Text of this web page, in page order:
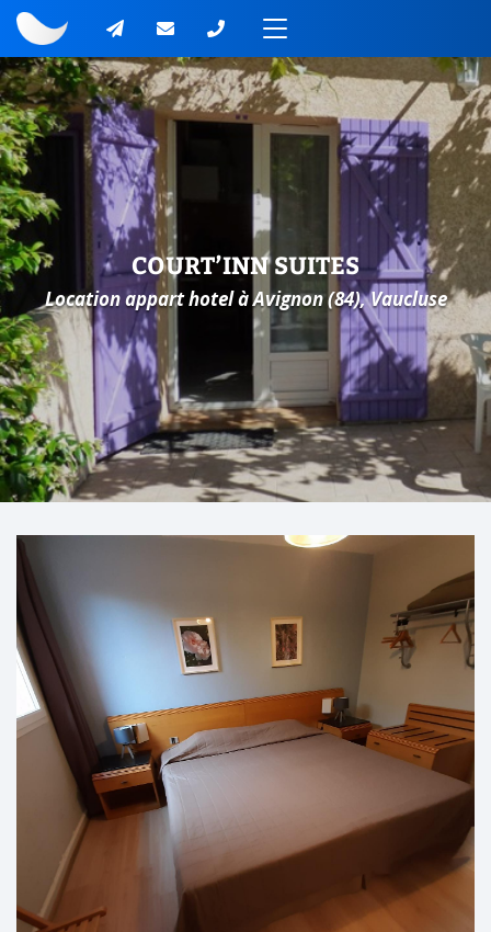
COURT’INN SUITES
Location appart hotel à Avignon (84), Vaucluse